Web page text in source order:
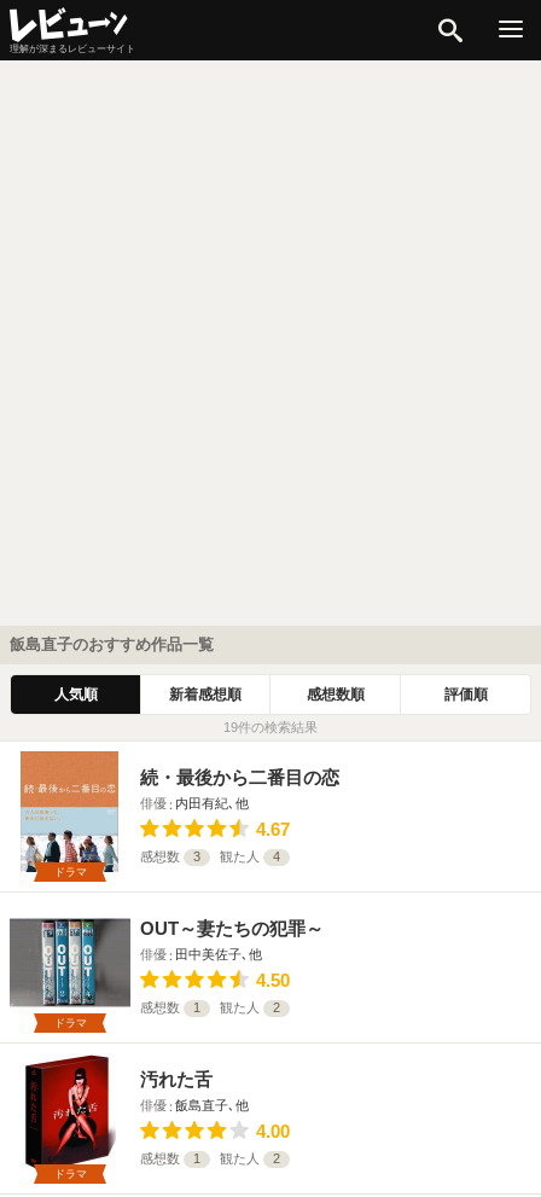
理解が深まるレビューサイト
飯島直子のおすすめ作品一覧
人気順 新着感想順 感想数順 評価順
19件の検索結果
ドラマ
続・最後から二番目の恋
俳優 内田有紀､他
4.67
感想数 3 観た人 4
ドラマ
OUT～妻たちの犯罪～
俳優 田中美佐子､他
4.50
感想数 1 観た人 2
ドラマ
汚れた舌
俳優 飯島直子､他
4.00
感想数 1 観た人 2